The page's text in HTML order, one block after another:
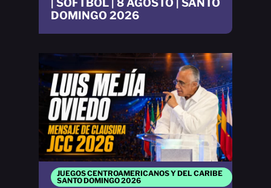
| SOFTBOL | 8 AGOSTO | SANTO
DOMINGO 2026
JUEGOS CENTROAMERICANOS Y DEL CARIBE
SANTO DOMINGO 2026